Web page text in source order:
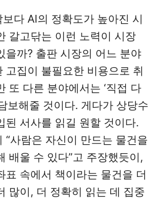
다 AI의 정확도가 높아진 시
갈고닦는 이런 노력이 시장
을까? 출판 시장의 어느 분야
고집이 불필요한 비용으로 취
또 다른 분야에서는 ‘직접 다
보해줄 것이다. 게다가 상당수
된 서사를 읽길 원할 것이다.
“사람은 자신이 만드는 물건을
배울 수 있다”고 주장했듯이,
표 속에서 책이라는 물건을 더
많이, 더 정확히 읽는 데 집중